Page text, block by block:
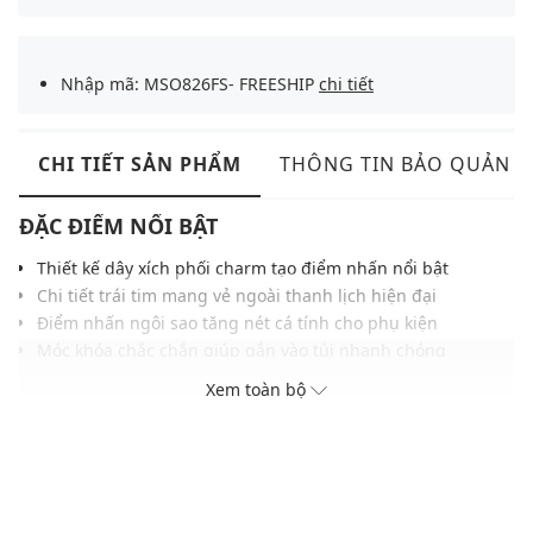
Nhập mã: MSO826FS- FREESHIP chi tiết
CHI TIẾT SẢN PHẨM THÔNG TIN BẢO QUẢN
ĐẶC ĐIỂM NỔI BẬT
Thiết kế dây xích phối charm tạo điểm nhấn nổi bật
Chi tiết trái tim mang vẻ ngoài thanh lịch hiện đại
Điểm nhấn ngôi sao tăng nét cá tính cho phụ kiện
Chất liệu kim loại bền bỉ phù hợp sử dụng mỗi ngày
Kích thước gọn gàng dễ phối cùng nhiều kiểu túi
Xem toàn bộ